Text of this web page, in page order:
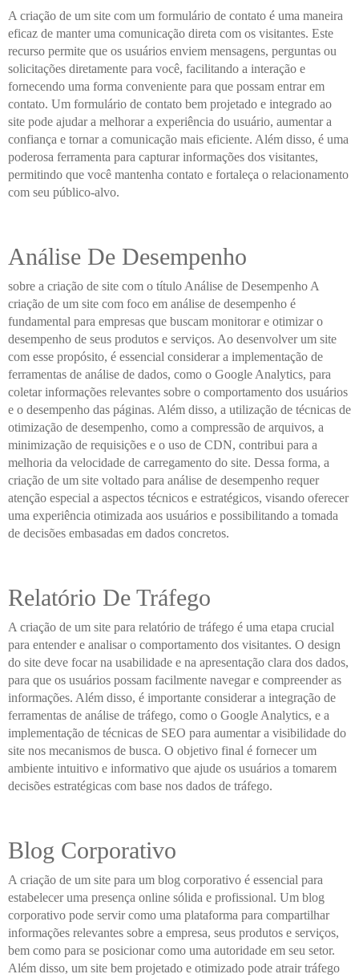
A criação de um site com um formulário de contato é uma maneira
eficaz de manter uma comunicação direta com os visitantes. Este
recurso permite que os usuários enviem mensagens, perguntas ou
solicitações diretamente para você, facilitando a interação e
fornecendo uma forma conveniente para que possam entrar em
contato. Um formulário de contato bem projetado e integrado ao
site pode ajudar a melhorar a experiência do usuário, aumentar a
confiança e tornar a comunicação mais eficiente. Além disso, é uma
poderosa ferramenta para capturar informações dos visitantes,
permitindo que você mantenha contato e fortaleça o relacionamento
com seu público-alvo.
Análise De Desempenho
sobre a criação de site com o título Análise de Desempenho A
criação de um site com foco em análise de desempenho é
fundamental para empresas que buscam monitorar e otimizar o
desempenho de seus produtos e serviços. Ao desenvolver um site
com esse propósito, é essencial considerar a implementação de
ferramentas de análise de dados, como o Google Analytics, para
coletar informações relevantes sobre o comportamento dos usuários
e o desempenho das páginas. Além disso, a utilização de técnicas de
otimização de desempenho, como a compressão de arquivos, a
minimização de requisições e o uso de CDN, contribui para a
melhoria da velocidade de carregamento do site. Dessa forma, a
criação de um site voltado para análise de desempenho requer
atenção especial a aspectos técnicos e estratégicos, visando oferecer
uma experiência otimizada aos usuários e possibilitando a tomada
de decisões embasadas em dados concretos.
Relatório De Tráfego
A criação de um site para relatório de tráfego é uma etapa crucial
para entender e analisar o comportamento dos visitantes. O design
do site deve focar na usabilidade e na apresentação clara dos dados,
para que os usuários possam facilmente navegar e compreender as
informações. Além disso, é importante considerar a integração de
ferramentas de análise de tráfego, como o Google Analytics, e a
implementação de técnicas de SEO para aumentar a visibilidade do
site nos mecanismos de busca. O objetivo final é fornecer um
ambiente intuitivo e informativo que ajude os usuários a tomarem
decisões estratégicas com base nos dados de tráfego.
Blog Corporativo
A criação de um site para um blog corporativo é essencial para
estabelecer uma presença online sólida e profissional. Um blog
corporativo pode servir como uma plataforma para compartilhar
informações relevantes sobre a empresa, seus produtos e serviços,
bem como para se posicionar como uma autoridade em seu setor.
Além disso, um site bem projetado e otimizado pode atrair tráfego